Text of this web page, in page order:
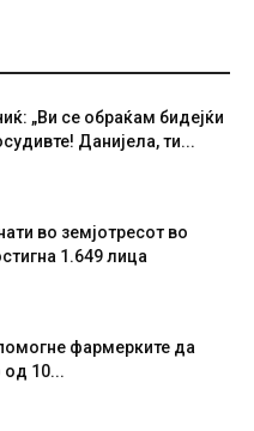
„Ви се обраќам бидејќи
Данијела, ти...
во земјотресот во
1.649 лица
фармерките да
од 10...